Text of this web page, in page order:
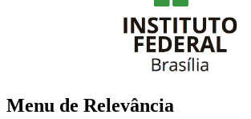
Menu de Relevância